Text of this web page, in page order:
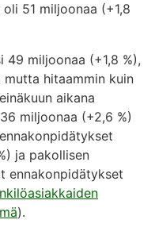
51 miljoonaa (+1,8
49 miljoonaa (+1,8 %),
mutta hitaammin kuin
aikana
miljoonaa (+2,6 %)
ja pakollisen
ennakonpidätykset
).